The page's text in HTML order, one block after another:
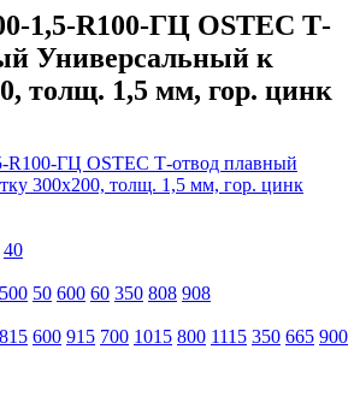
1,5-R100-ГЦ OSTEC Т-
Универсальный к
толщ. 1,5 мм, гор. цинк
40
500 50 600 60 350 808 908
815 600 915 700 1015 800 1115 350 665 900